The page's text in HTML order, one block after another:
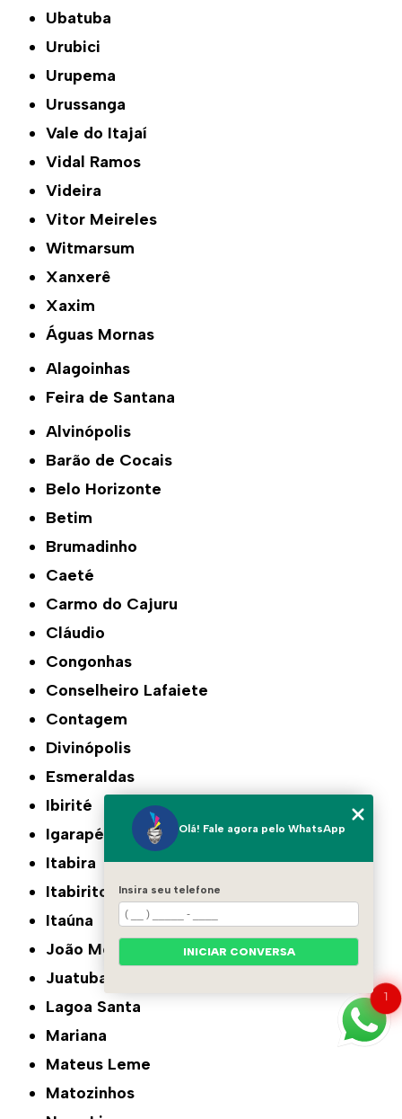
Ubatuba
Urubici
Urupema
Urussanga
Vale do Itajaí
Vidal Ramos
Videira
Vitor Meireles
Witmarsum
Xanxerê
Xaxim
Águas Mornas
Alagoinhas
Feira de Santana
Alvinópolis
Barão de Cocais
Belo Horizonte
Betim
Brumadinho
Caeté
Carmo do Cajuru
Cláudio
Congonhas
Conselheiro Lafaiete
Contagem
Divinópolis
Esmeraldas
Ibirité
Igarapé
Itabira
Itabirito
Itaúna
João Monlevade
Juatuba
Lagoa Santa
Mariana
Mateus Leme
Matozinhos
1
Olá! Fale agora pelo WhatsApp
Insira seu telefone
INICIAR CONVERSA